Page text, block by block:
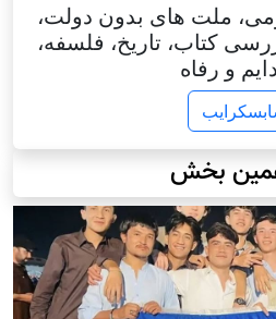
ملت های بدون دولت،
کتاب، تاریخ، فلسفه،
و رفاه
بخش